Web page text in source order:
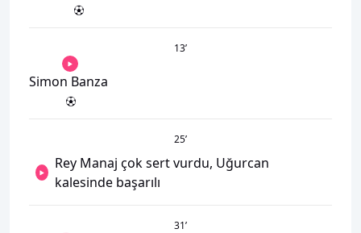
13’
Simon Banza
25’
Rey Manaj çok sert vurdu, Uğurcan
kalesinde başarılı
31’